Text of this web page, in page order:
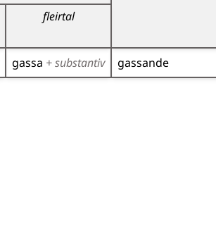
fleirtal
gassa + substantiv gassande